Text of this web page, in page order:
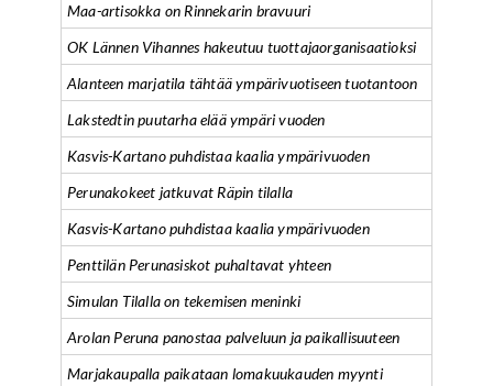
Maa-artisokka on Rinnekarin bravuuri
OK Lännen Vihannes hakeutuu tuottajaorganisaatioksi
Alanteen marjatila tähtää ympärivuotiseen tuotantoon
Lakstedtin puutarha elää ympäri vuoden
Kasvis-Kartano puhdistaa kaalia ympärivuoden
Perunakokeet jatkuvat Räpin tilalla
Kasvis-Kartano puhdistaa kaalia ympärivuoden
Penttilän Perunasiskot puhaltavat yhteen
Simulan Tilalla on tekemisen meninki
Arolan Peruna panostaa palveluun ja paikallisuuteen
Marjakaupalla paikataan lomakuukauden myynti